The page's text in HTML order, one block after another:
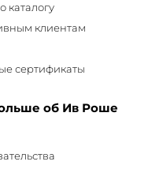
каталогу
клиентам
сертификаты
об Ив Роше